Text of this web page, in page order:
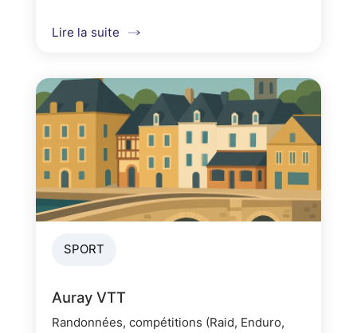
Lire la suite
SPORT
Auray VTT
Randonnées, compétitions (Raid, Enduro,